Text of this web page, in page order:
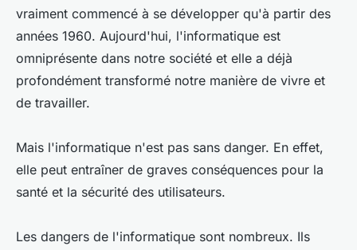
vraiment commencé à se développer qu'à partir des
années 1960. Aujourd'hui, l'informatique est
omniprésente dans notre société et elle a déjà
profondément transformé notre manière de vivre et
de travailler.
Mais l'informatique n'est pas sans danger. En effet,
elle peut entraîner de graves conséquences pour la
santé et la sécurité des utilisateurs.
Les dangers de l'informatique sont nombreux. Ils